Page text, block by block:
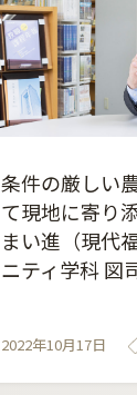
条件の厳しい
て現地に寄り
まい進（現代
ニティ学科 図
2022年10月17日